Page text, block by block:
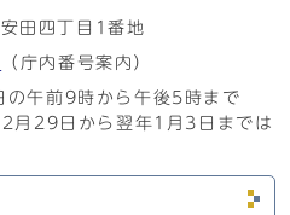
田四丁目1番地
（庁内番号案内）
の午前9時から午後5時まで
月29日から翌年1月3日までは